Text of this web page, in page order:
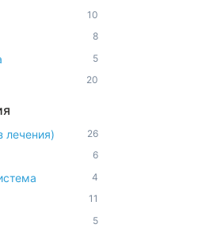
10
8
5
20
лечения) 26
6
4
11
5